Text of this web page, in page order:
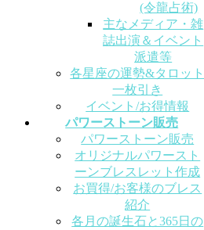
(令龍占術)
主なメディア・雑
誌出演＆イベント
派遣等
各星座の運勢&タロット
一枚引き
イベント/お得情報
パワーストーン販売
パワーストーン販売
オリジナルパワースト
ーンブレスレット作成
お買得/お客様のブレス
紹介
各月の誕生石と365日の